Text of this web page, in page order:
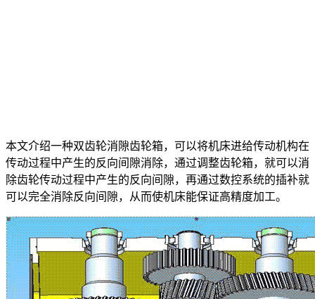
本文介绍一种双齿轮消隙齿轮箱，可以将机床进给传动机构在
传动过程中产生的反向间隙消除，通过调整齿轮箱，就可以消
除齿轮传动过程中产生的反向间隙，再通过数控系统的插补就
可以完全消除反向间隙，从而使机床能保证高精度加工。